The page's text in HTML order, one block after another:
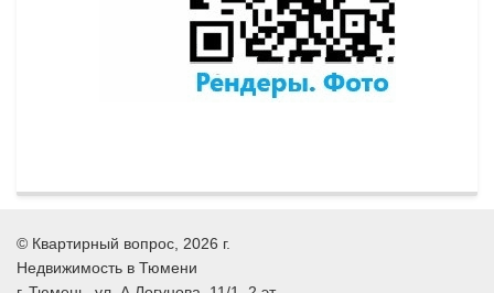
© Квартирный вопрос , 2026 г.
Недвижимость в Тюмени